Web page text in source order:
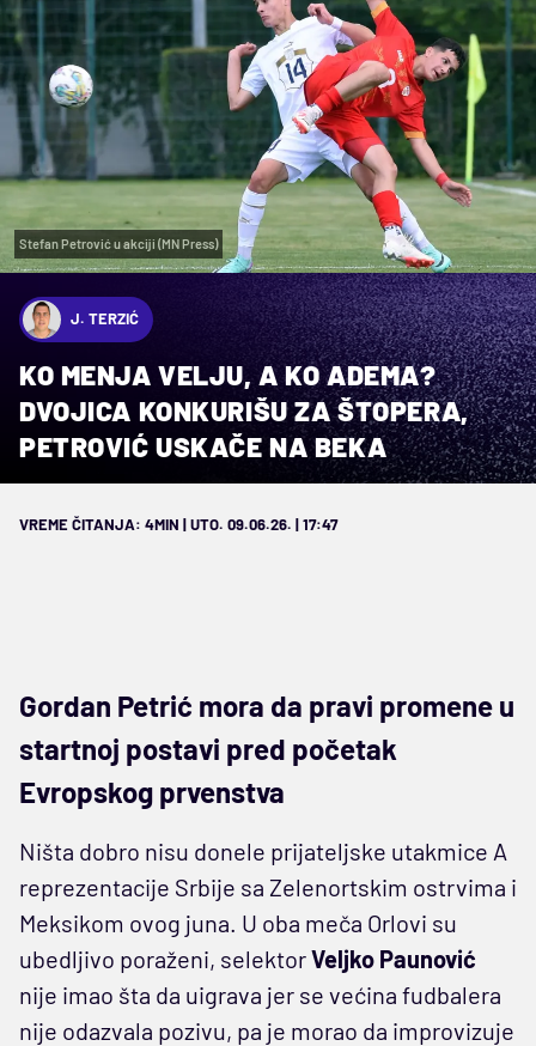
Stefan Petrović u akciji (MN Press)
J. TERZIĆ
KO MENJA VELJU, A KO ADEMA?
DVOJICA KONKURIŠU ZA ŠTOPERA,
PETROVIĆ USKAČE NA BEKA
VREME ČITANJA: 4MIN | UTO. 09.06.26. | 17:47
Gordan Petrić mora da pravi promene u
startnoj postavi pred početak
Evropskog prvenstva
Ništa dobro nisu donele prijateljske utakmice A
reprezentacije Srbije sa Zelenortskim ostrvima i
Meksikom ovog juna. U oba meča Orlovi su
ubedljivo poraženi, selektorVeljko Paunović
nije imao šta da uigrava jer se većina fudbalera
nije odazvala pozivu, pa je morao da improvizuje